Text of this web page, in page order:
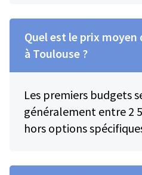
Quel est le prix moyen
à Toulouse ?
Les premiers budgets
généralement entre 2
hors options